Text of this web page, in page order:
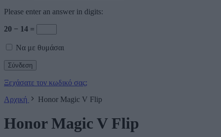
Please enter an answer in digits:
20 − 14 =
Να με θυμάσαι
Ξεχάσατε τον κωδικό σας;
Αρχική
Honor Magic V Flip
Honor Magic V Flip